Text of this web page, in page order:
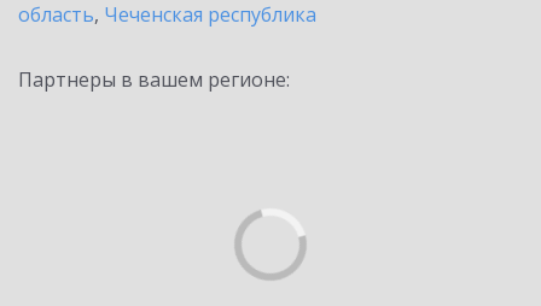
область, Чеченская республика
Партнеры в вашем регионе: